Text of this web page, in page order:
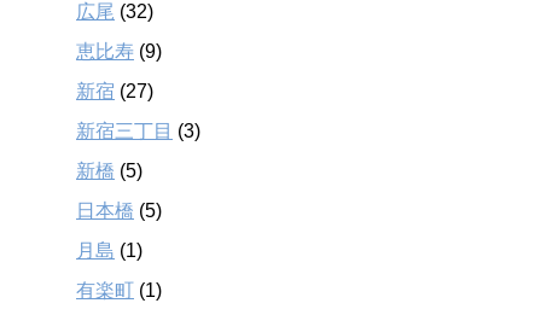
広尾 (32)
恵比寿 (9)
新宿 (27)
新宿三丁目 (3)
新橋 (5)
日本橋 (5)
月島 (1)
有楽町 (1)